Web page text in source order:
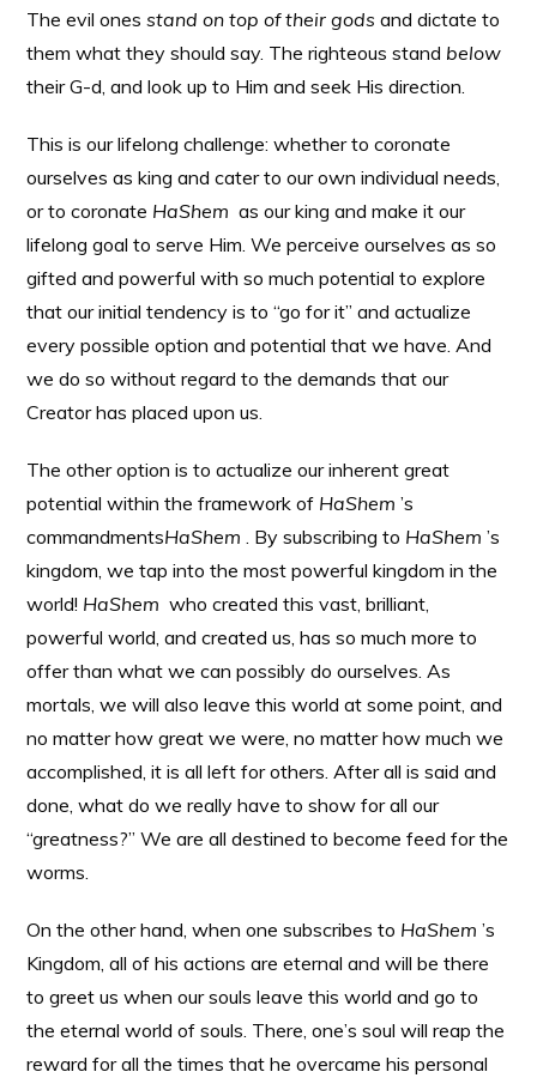
The evil onesstand on top of their gods and dictate to
them what they should say. The righteous stand below
their G-d, and look up to Him and seek His direction.
This is our lifelong challenge: whether to coronate
ourselves as king and cater to our own individual needs,
or to coronate HaShem as our king and make it our
lifelong goal to serve Him. We perceive ourselves as so
gifted and powerful with so much potential to explore
that our initial tendency is to “go for it” and actualize
every possible option and potential that we have. And
we do so without regard to the demands that our
Creator has placed upon us.
The other option is to actualize our inherent great
potential within the framework of HaShem’s
commandmentsHaShem. By subscribing to HaShem’s
kingdom, we tap into the most powerful kingdom in the
world! HaShem who created this vast, brilliant,
powerful world, and created us, has so much more to
offer than what we can possibly do ourselves. As
mortals, we will also leave this world at some point, and
no matter how great we were, no matter how much we
accomplished, it is all left for others. After all is said and
done, what do we really have to show for all our
“greatness?” We are all destined to become feed for the
worms.
On the other hand, when one subscribes to HaShem’s
Kingdom, all of his actions are eternal and will be there
to greet us when our souls leave this world and go to
the eternal world of souls. There, one’s soul will reap the
reward for all the times that he overcame his personal